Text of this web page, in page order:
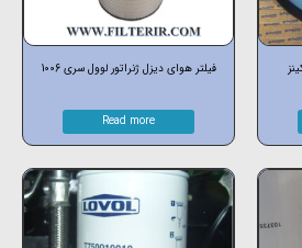
فیلتر هوای دیزل ژنراتور لوول سری 1006
Read more